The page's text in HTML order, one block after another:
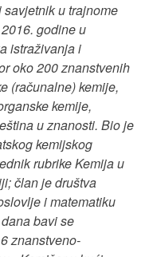
savjetnik u trajnome
godine u
istraživanja i
oko 200 znanstvenih
(računalne) kemije,
kemije,
u znanosti. Bio je
kemijskog
rubrike Kemija u
član je društva
i matematiku
bavi se
znanstveno-